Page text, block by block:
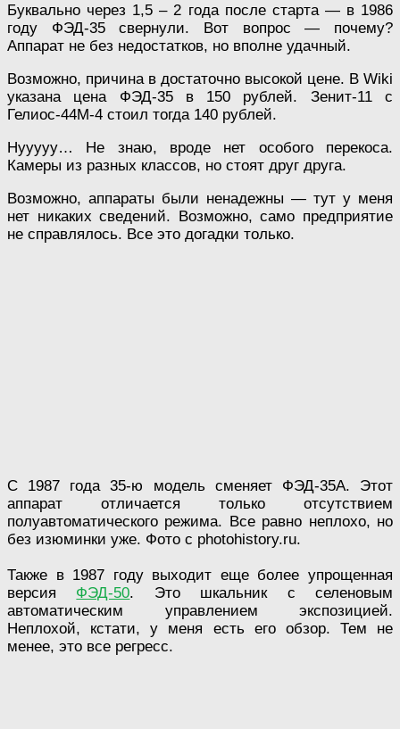
Буквально через 1,5 – 2 года после старта — в 1986
году ФЭД-35 свернули. Вот вопрос — почему?
Аппарат не без недостатков, но вполне удачный.
Возможно, причина в достаточно высокой цене. В Wiki
указана цена ФЭД-35 в 150 рублей. Зенит-11 с
Гелиос-44М-4 стоил тогда 140 рублей.
Нууууу… Не знаю, вроде нет особого перекоса.
Камеры из разных классов, но стоят друг друга.
Возможно, аппараты были ненадежны — тут у меня
нет никаких сведений. Возможно, само предприятие
не справлялось. Все это догадки только.
С 1987 года 35-ю модель сменяет ФЭД-35А. Этот
аппарат отличается только отсутствием
полуавтоматического режима. Все равно неплохо, но
без изюминки уже. Фото с photohistory.ru.
Также в 1987 году выходит еще более упрощенная
версия ФЭД-50. Это шкальник с селеновым
автоматическим управлением экспозицией.
Неплохой, кстати, у меня есть его обзор. Тем не
менее, это все регресс.